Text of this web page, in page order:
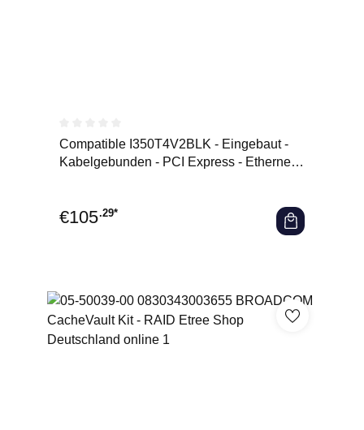
Durchschnittliche Bewertung von 0 von 5 Sternen
Compatible I350T4V2BLK - Eingebaut -
Kabelgebunden - PCI Express - Ethernet -
€105.29*